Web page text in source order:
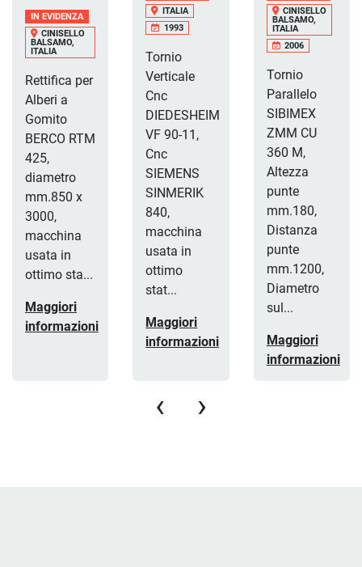
IN EVIDENZA
CINISELLO
BALSAMO,
ITALIA
Rettifica per
Alberi a
Gomito
BERCO RTM
425,
diametro
mm.850 x
3000,
macchina
usata in
ottimo sta...
Maggiori
informazioni
ITALIA
1993
Tornio
Verticale
Cnc
DIEDESHEIM
VF 90-11,
Cnc
SIEMENS
SINMERIK
840,
macchina
usata in
ottimo
stat...
Maggiori
informazioni
CINISELLO
BALSAMO,
ITALIA
2006
Tornio
Parallelo
SIBIMEX
ZMM CU
360 M,
Altezza
punte
mm.180,
Distanza
punte
mm.1200,
Diametro
sul...
Maggiori
informazioni
‹ ›